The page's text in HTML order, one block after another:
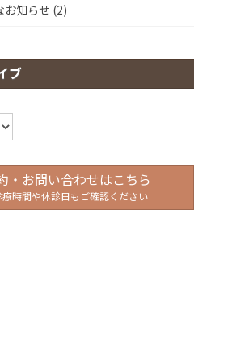
お知らせ (2)
ブ
・お問い合わせはこちら
療時間や休診日もご確認ください